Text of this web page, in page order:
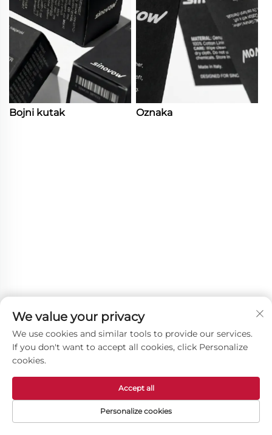
Bojni kutak Oznaka
Ostali proizvodi
We value your privacy
We use cookies and similar tools to provide our services.
If you don't want to accept all cookies, click Personalize
cookies.
Personalize cookies
Accept all